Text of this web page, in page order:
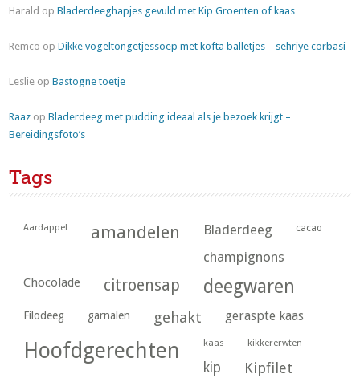
Harald opBladerdeeghapjes gevuld met Kip Groenten of kaas
Remco opDikke vogeltongetjessoep met kofta balletjes – sehriye corbasi
Leslie opBastogne toetje
Raaz opBladerdeeg met pudding ideaal als je bezoek krijgt –
Bereidingsfoto’s
Tags
Aardappel amandelen Bladerdeeg cacao
champignons
Chocolade citroensap deegwaren
Filodeeg garnalen gehakt geraspte kaas
Hoofdgerechten kaas kikkererwten
kip Kipfilet